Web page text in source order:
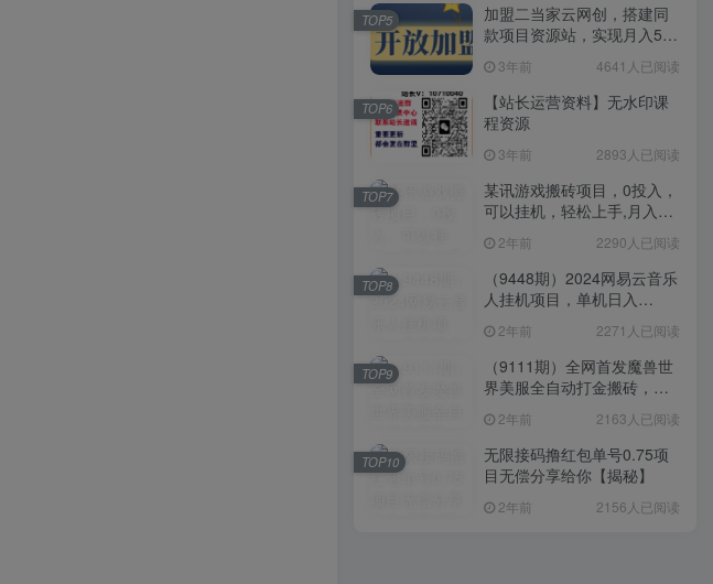
加盟二当家云网创，搭建同
款项目资源站，实现月入5万
3年前 4641人已阅读
TOP5
【站长运营资料】无水印课
程资源
3年前 2893人已阅读
TOP6
某讯游戏搬砖项目，0投入，
可以挂机，轻松上手,月入
2年前 2290人已阅读
TOP7
（9448期）2024网易云音乐
人挂机项目，单机日入
2年前 2271人已阅读
TOP8
（9111期）全网首发魔兽世
界美服全自动打金搬砖，日
姆级教学
2年前 2163人已阅读
TOP9
无限接码撸红包单号0.75项
目无偿分享给你【揭秘】
2年前 2156人已阅读
TOP10